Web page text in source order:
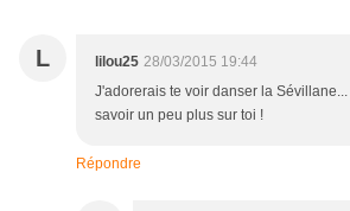
L lilou25 28/03/2015 19:44
J'adorerais te voir danser la
savoir un peu plus sur toi !
Répondre